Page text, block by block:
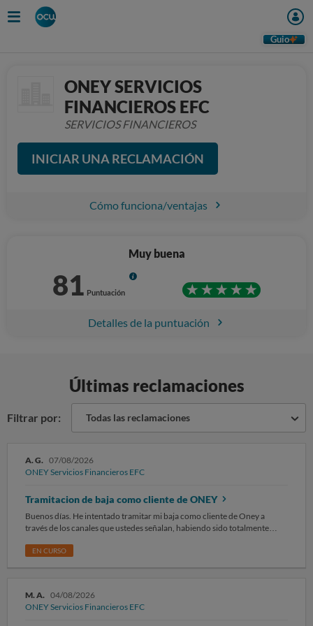
Guio
ONEY SERVICIOS
FINANCIEROS EFC
SERVICIOS FINANCIEROS
INICIAR UNA RECLAMACIÓN
Cómo funciona/ventajas
Muy buena
81 Puntuación
Info
Detalles de la puntuación
Últimas reclamaciones
Filtrar por: Todas las reclamaciones
A. G. 07/08/2026
ONEY Servicios Financieros EFC
Tramitacion de baja como cliente de ONEY
Buenos días. He intentado tramitar mi baja como cliente de Oney a
través de los canales que ustedes señalan, habiendo sido totalmente
o 900 813026, estos número no te atienden, vas indicando los datos que
área de cliente. Este formulario no existe. Por favor solicito: emitan las
órdenes oportunas para la eliminación de mis datos personales y
EN CURSO
M. A. 04/08/2026
ONEY Servicios Financieros EFC